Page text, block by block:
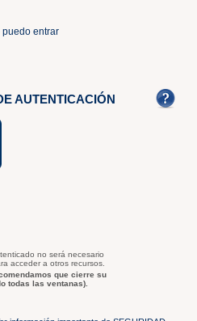
entrar
AUTENTICACIÓN
no será necesario
acceder a otros recursos.
que cierre su
todas las ventanas).